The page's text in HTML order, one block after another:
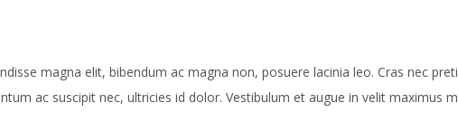
magna elit, bibendum ac magna non, posuere lacinia leo. Cras nec
ac suscipit nec, ultricies id dolor. Vestibulum et augue in velit maximus